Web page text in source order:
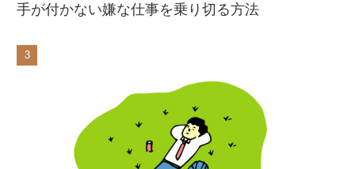
手が付かない嫌な仕事を乗り切る方法